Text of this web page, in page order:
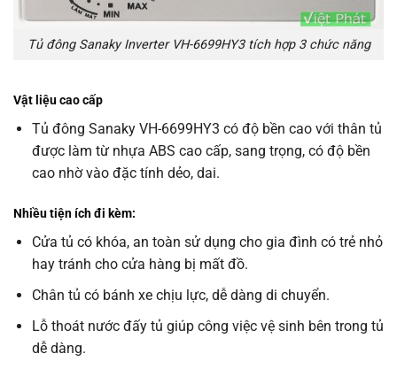
Tủ đông Sanaky Inverter VH-6699HY3 tích hợp 3 chức năng
Vật liệu cao cấp
Tủ đông Sanaky VH-6699HY3 có độ bền cao với thân tủ
được làm từ nhựa ABS cao cấp, sang trọng, có độ bền
cao nhờ vào đặc tính dẻo, dai.
Nhiều tiện ích đi kèm:
Cửa tủ có khóa, an toàn sử dụng cho gia đình có trẻ nhỏ
hay tránh cho cửa hàng bị mất đồ.
Chân tủ có bánh xe chịu lực, dễ dàng di chuyển.
Lỗ thoát nước đấy tủ giúp công việc vệ sinh bên trong tủ
dễ dàng.